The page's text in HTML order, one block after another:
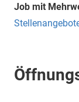
Job mit